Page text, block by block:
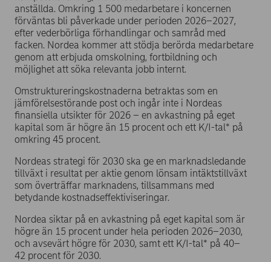
anställda. Omkring 1 500 medarbetare i koncernen
förväntas bli påverkade under perioden 2026–2027,
efter vederbörliga förhandlingar och samråd med
facken. Nordea kommer att stödja berörda medarbetare
genom att erbjuda omskolning, fortbildning och
möjlighet att söka relevanta jobb internt.
Omstruktureringskostnaderna betraktas som en
jämförelsestörande post och ingår inte i Nordeas
finansiella utsikter för 2026 – en avkastning på eget
kapital som är högre än 15 procent och ett K/I-tal* på
omkring 45 procent.
Nordeas strategi för 2030 ska ge en marknadsledande
tillväxt i resultat per aktie genom lönsam intäktstillväxt
som överträffar marknadens, tillsammans med
betydande kostnadseffektiviseringar.
Nordea siktar på en avkastning på eget kapital som är
högre än 15 procent under hela perioden 2026–2030,
och avsevärt högre för 2030, samt ett K/I-tal* på 40–
42 procent för 2030.